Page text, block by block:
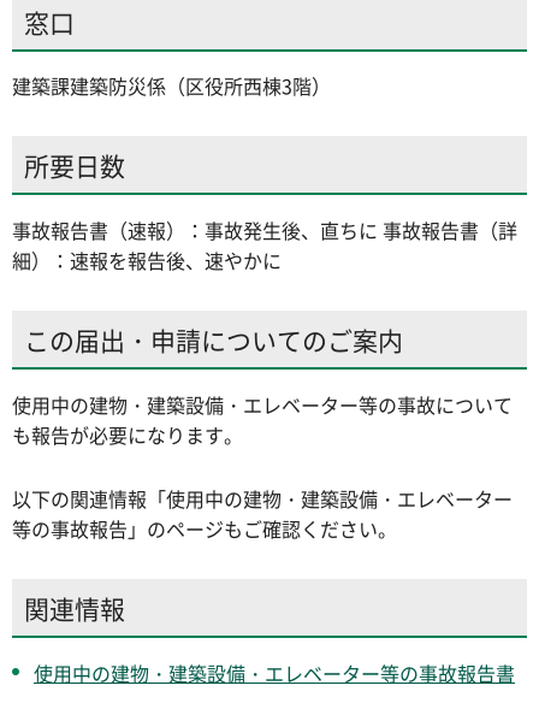
窓口
建築課建築防災係（区役所西棟3階）
所要日数
事故報告書（速報）：事故発生後、直ちに 事故報告書（詳
細）：速報を報告後、速やかに
この届出・申請についてのご案内
使用中の建物・建築設備・エレベーター等の事故について
も報告が必要になります。
以下の関連情報「使用中の建物・建築設備・エレベーター
等の事故報告」のページもご確認ください。
関連情報
使用中の建物・建築設備・エレベーター等の事故報告書